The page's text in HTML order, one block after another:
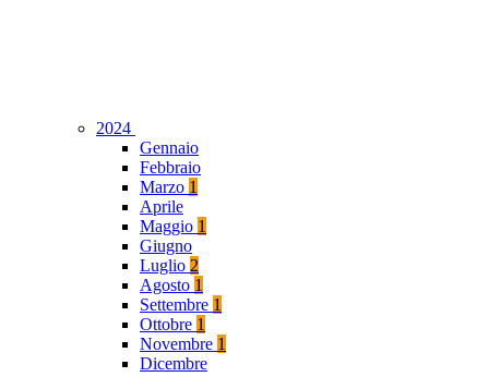
2024
Gennaio
Febbraio
Marzo 1
Aprile
Maggio 1
Giugno
Luglio 2
Agosto 1
Settembre 1
Ottobre 1
Novembre 1
Dicembre